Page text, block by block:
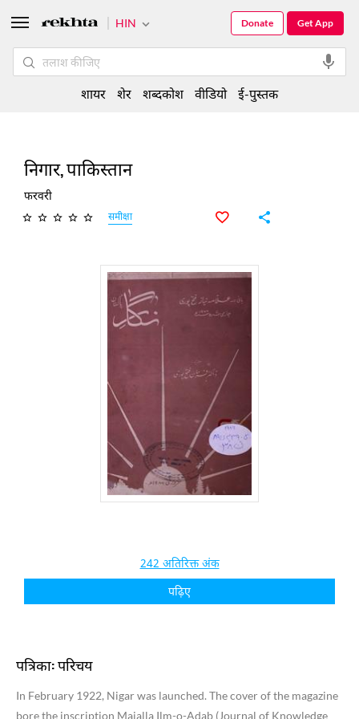
निगार, पाकिस्तान
फरवरी
समीक्षा
242 अतिरिक्त अंक
पढ़िए
पत्रिका: परिचय
In February 1922, Nigar was launched. The cover of the magazine
bore the inscription Majalla Ilm-o-Adab (Journal of Knowledge
HIN Get App
Donate
शायर शेर शब्दकोश वीडियो ई-पुस्तक